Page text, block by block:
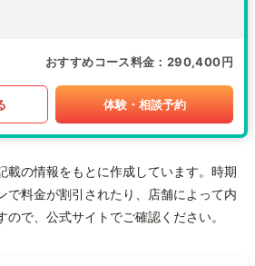
おすすめコース料金 290,400円
体験・相談予約
載の情報をもとに作成しています。時期
で料金が割引されたり、店舗によって内
で、公式サイトでご確認ください。